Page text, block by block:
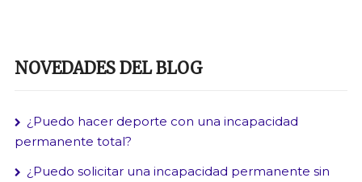
NOVEDADES DEL BLOG
¿Puedo hacer deporte con una incapacidad
permanente total?
¿Puedo solicitar una incapacidad permanente sin